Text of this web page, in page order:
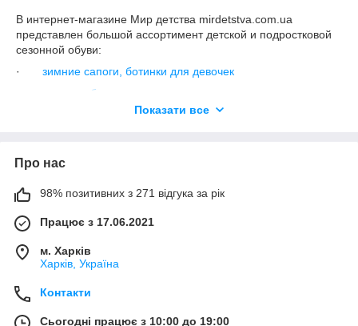
В интернет-магазине Мир детства mirdetstva.com.ua
представлен большой ассортимент детской и подростковой
сезонной обуви:
· зимние сапоги, ботинки для девочек
зимняя обувь для мальчиков
демисезонная обувь для девочек
· летняя обувь для мальчиков
·детские и подростковые резиновые сапоги
·кроссовки и кеды для мальчиков
·
кроссовки и кеды для девочек
Отдельно представлена школьная обувь:
·школьная обувь для мальчиков
Показати все
Про нас
98% позитивних з 271 відгука за рік
Працює з 17.06.2021
м. Харків
Харків, Україна
Контакти
Сьогодні працює з 10:00 до 19:00